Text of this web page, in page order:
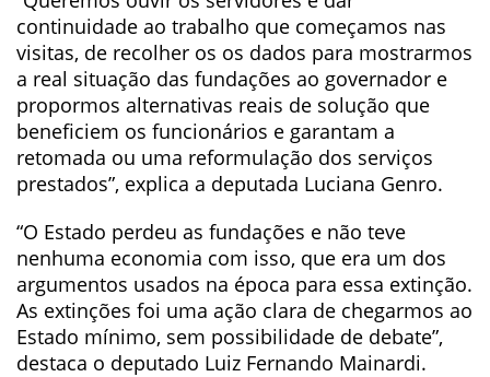
continuidade ao trabalho que começamos nas
visitas, de recolher os os dados para mostrarmos
a real situação das fundações ao governador e
propormos alternativas reais de solução que
beneficiem os funcionários e garantam a
retomada ou uma reformulação dos serviços
prestados”, explica a deputada Luciana Genro.
“O Estado perdeu as fundações e não teve
nenhuma economia com isso, que era um dos
argumentos usados na época para essa extinção.
As extinções foi uma ação clara de chegarmos ao
Estado mínimo, sem possibilidade de debate”,
destaca o deputado Luiz Fernando Mainardi.